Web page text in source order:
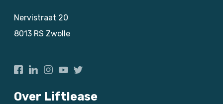
Nervistraat 20
8013 RS Zwolle
Over Liftlease